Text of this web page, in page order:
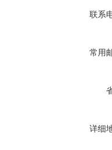
联系
常用
详细